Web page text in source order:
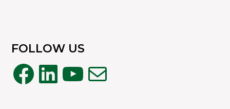
FOLLOW US
Facebook
Linkedin
YouTube
Mail